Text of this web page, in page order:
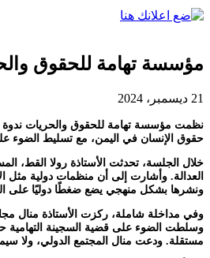
مؤسسة تهامة للحقوق
21 ديسمبر، 2024
حقوق الإنسان في اليمن، مع تسليط الضوء على
خلال الجلسة، تحدثت الأستاذة رولا القط،
العدالة. وأشارت إلى أن منظمات دولية مثل
ونشرها بشكل منهجي يضع ضغطًا دوليًا على
وفي مداخلة شاملة، ركزت الأستاذة منال
وسلطت الضوء على قضية السجينة التهامية
مستقلة. ودعت منال المجتمع الدولي، ولا